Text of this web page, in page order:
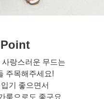
랑스러운 무드는
주목해주세요!
기 좋으면서
룩으로도 좋구요